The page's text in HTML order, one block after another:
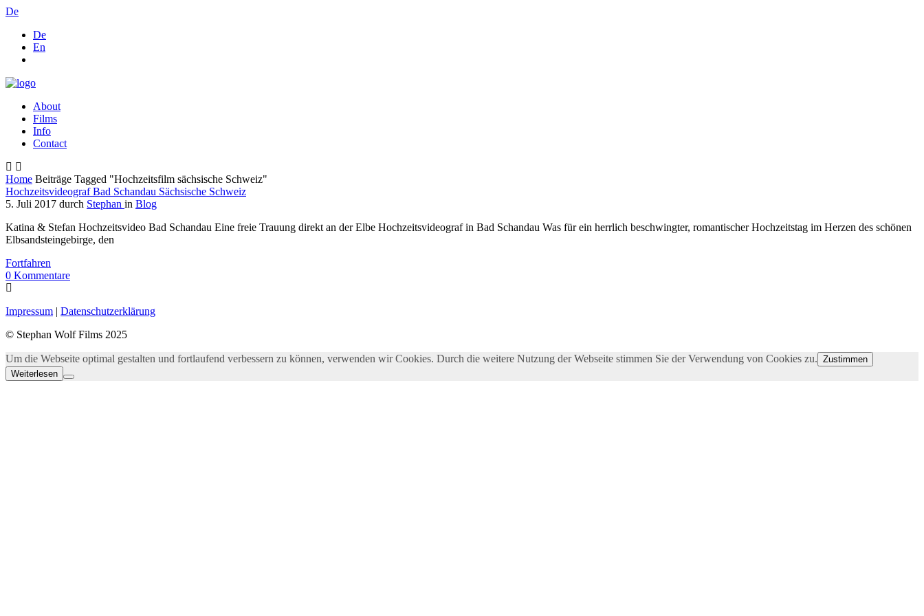
De
De
En
About
Films
Info
Contact
Home Beiträge Tagged "Hochzeitsfilm sächsische Schweiz"
Hochzeitsvideograf Bad Schandau Sächsische Schweiz
5. Juli 2017 durch Stephan in Blog
Katina & Stefan Hochzeitsvideo Bad Schandau Eine freie Trauung direkt an der Elbe Hochzeitsvideograf in Bad Schandau Was für ein herrlich beschwingter, romantischer Hochzeitstag im Herzen des schönen
Elbsandsteingebirge, den
Fortfahren
0 Kommentare
Impressum | Datenschutzerklärung
© Stephan Wolf Films 2025
Um die Webseite optimal gestalten und fortlaufend verbessern zu können, verwenden wir Cookies. Durch die weitere Nutzung der Webseite stimmen Sie der Verwendung von Cookies zu. Zustimmen
Weiterlesen